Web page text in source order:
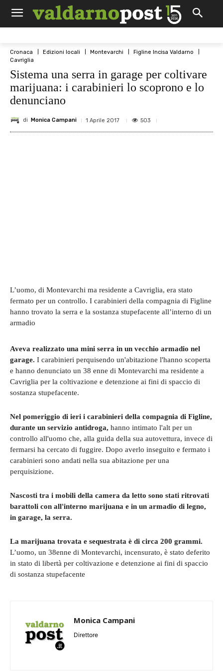
Cronaca Edizioni locali Montevarchi
Figline Incisa Valdarno
Cavriglia
Sistema una serra in garage per coltivare
marijuana: i carabinieri lo scoprono e lo
denunciano
di Monica Campani 1 Aprile 2017 503
L’uomo, di Montevarchi ma residente a Cavriglia, era stato
fermato per un controllo. I carabinieri della compagnia di Figline
hanno trovato la serra e la sostanza stupefacente all’interno di un
armadio
Aveva realizzato una mini serra in un vecchio armadio nel
garage. I carabinieri perquisendo un'abitazione l'hanno scoperta
e hanno denunciato un 38 enne di Montevarchi ma residente a
Cavriglia per la coltivazione e detenzione ai fini di spaccio di
sostanza stupefacente.
Nel pomeriggio di ieri i carabinieri della compagnia di Figline,
durante un servizio antidroga, hanno intimato l'alt per un
controllo all'uomo che, alla guida della sua autovettura, invece di
fermarsi ha cercato di fuggire. Dopo averlo inseguito e fermato i
carabinieri sono andati nella sua abitazione per una
perquisizione.
Nascosti tra i mobili della camera da letto sono stati ritrovati
barattoli con all'interno marijuana e in un armadio di legno,
in garage, la serra.
La marijuana trovata e sequestrata è di circa 200 grammi.
L’uomo, un 38enne di Montevarchi, incensurato, è stato deferito
in stato di libertà per coltivazione e detenzione ai fini di spaccio
di sostanza stupefacente
Monica Campani
Direttore